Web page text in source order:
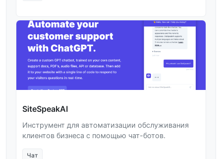
SiteSpeakAI
Инструмент для автоматизации обслуживания
клиентов бизнеса с помощью чат-ботов.
Чат